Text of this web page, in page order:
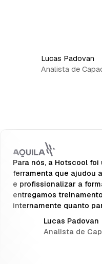
Lucas Padovan
Analista de
Para nós, a Hotscool foi
ferramenta que ajudou
e profissionalizar a
entregamos
internamente quanto
Lucas Padovan
Analista de